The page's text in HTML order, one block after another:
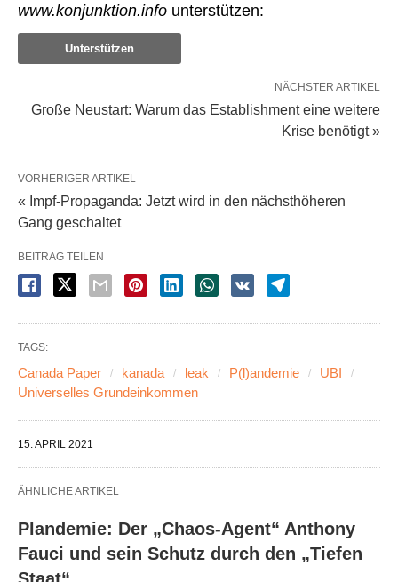
www.konjunktion.info unterstützen:
Unterstützen
NÄCHSTER ARTIKEL
Große Neustart: Warum das Establishment eine weitere
Krise benötigt »
VORHERIGER ARTIKEL
« Impf-Propaganda: Jetzt wird in den nächsthöheren
Gang geschaltet
BEITRAG TEILEN
TAGS:
Canada Paper kanada leak P(l)andemie
UBI
Universelles Grundeinkommen
15. APRIL 2021
ÄHNLICHE ARTIKEL
Plandemie: Der „Chaos-Agent“ Anthony
Fauci und sein Schutz durch den „Tiefen